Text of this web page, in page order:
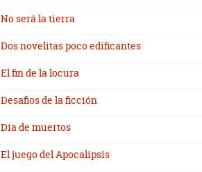
No será la tierra
Dos novelitas poco edificantes
El fin de la locura
Desafios de la ficción
Día de muertos
El juego del Apocalipsis